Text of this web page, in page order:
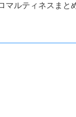
マルティネスまと